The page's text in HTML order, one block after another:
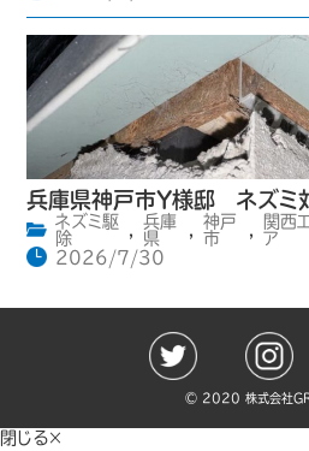
兵庫県神戸市Y様邸 ネズミ
ネズミ駆
除
,
兵庫
県
,
神戸
市
,
関西
ア
2026/7/30
©️ 2020 株式会社
閉じる×